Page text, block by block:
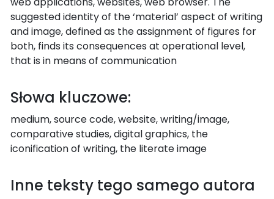
suggested identity of the ‘material’ aspect of writing
and image, defined as the assignment of figures for
both, finds its consequences at operational level,
that is in means of communication
Słowa kluczowe:
medium, source code, website, writing/image,
comparative studies, digital graphics, the
iconification of writing, the literate image
Inne teksty tego samego autora